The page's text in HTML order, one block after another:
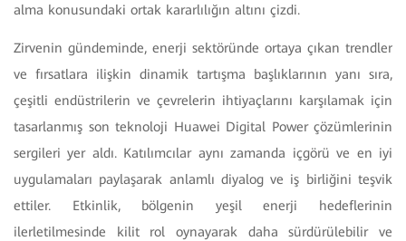
alma konusundaki ortak kararlılığın altını çizdi.
Zirvenin gündeminde, enerji sektöründe ortaya çıkan trendler
ve fırsatlara ilişkin dinamik tartışma başlıklarının yanı sıra,
çeşitli endüstrilerin ve çevrelerin ihtiyaçlarını karşılamak için
tasarlanmış son teknoloji Huawei Digital Power çözümlerinin
sergileri yer aldı. Katılımcılar aynı zamanda içgörü ve en iyi
uygulamaları paylaşarak anlamlı diyalog ve iş birliğini teşvik
ettiler. Etkinlik, bölgenin yeşil enerji hedeflerinin
ilerletilmesinde kilit rol oynayarak daha sürdürülebilir ve